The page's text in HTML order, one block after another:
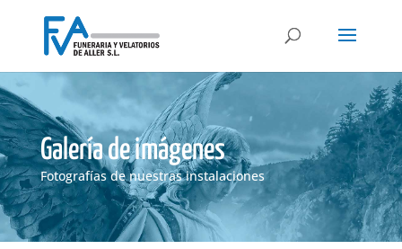
Galería de imágenes
Fotografías de nuestras instalaciones